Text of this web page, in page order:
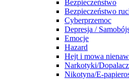
Bezpieczeństwo
Bezpieczeństwo
Cyberprzemoc
Depresja /
Emocje
Hazard
Hejt i mowa
Narkotyki/
Nikotyna/E-